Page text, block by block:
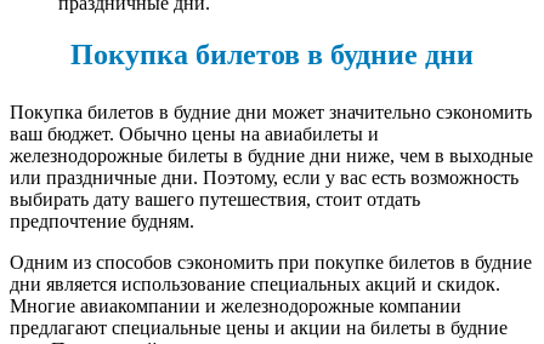
Покупка билетов в будние дни
Покупка билетов в будние дни может значительно сэкономить
ваш бюджет. Обычно цены на авиабилеты и
железнодорожные билеты в будние дни ниже, чем в выходные
или праздничные дни. Поэтому, если у вас есть возможность
выбирать дату вашего путешествия, стоит отдать
предпочтение будням.
Одним из способов сэкономить при покупке билетов в будние
дни является использование специальных акций и скидок.
Многие авиакомпании и железнодорожные компании
предлагают специальные цены и акции на билеты в будние